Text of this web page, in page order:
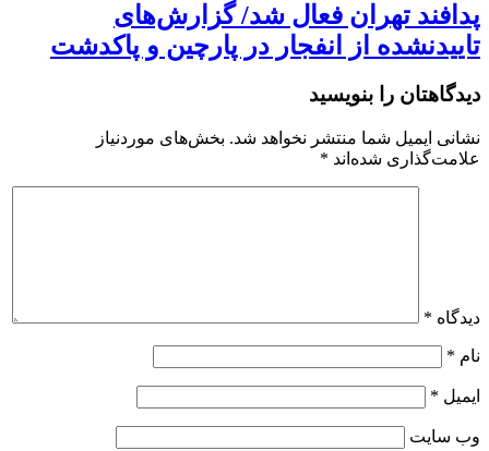
پدافند تهران فعال شد/ گزارش‌های
تاییدنشده از انفجار در پارچین و پاکدشت
دیدگاهتان را بنویسید
نشانی ایمیل شما منتشر نخواهد شد. بخش‌های موردنیاز
علامت‌گذاری شده‌اند *
دیدگاه *
نام *
ایمیل *
وب‌ سایت